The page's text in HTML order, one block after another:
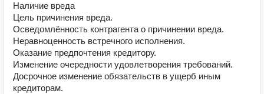
Наличие вреда
Цель причинения вреда.
Осведомлённость контрагента о причинении вреда.
Неравноценность встречного исполнения.
Оказание предпочтения кредитору.
Изменение очередности удовлетворения требований.
Досрочное изменение обязательств в ущерб иным
кредиторам.